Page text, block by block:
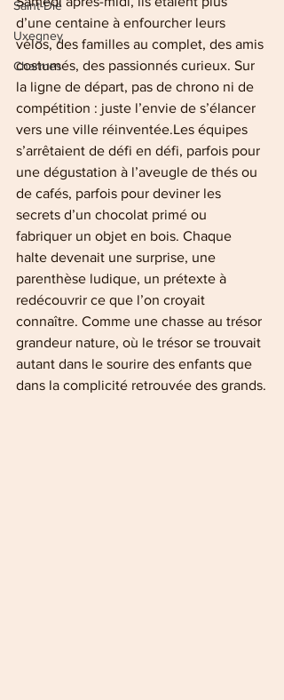
Saint-Dié
Uxegney
Charmes
d’une centaine à enfourcher leurs
vélos, des familles au complet, des amis
costumés, des passionnés curieux. Sur
la ligne de départ, pas de chrono ni de
compétition : juste l’envie de s’élancer
vers une ville réinventée.Les équipes
s’arrêtaient de défi en défi, parfois pour
une dégustation à l’aveugle de thés ou
de cafés, parfois pour deviner les
secrets d’un chocolat primé ou
fabriquer un objet en bois. Chaque
halte devenait une surprise, une
parenthèse ludique, un prétexte à
redécouvrir ce que l’on croyait
connaître. Comme une chasse au trésor
grandeur nature, où le trésor se trouvait
autant dans le sourire des enfants que
dans la complicité retrouvée des grands.